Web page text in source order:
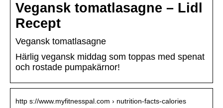
Vegansk tomatlasagne – Lidl
Recept
Vegansk tomatlasagne
Härlig vegansk middag som toppas med spenat
och rostade pumpakärnor!
http s://www.myfitnesspal.com › nutrition-facts-calories